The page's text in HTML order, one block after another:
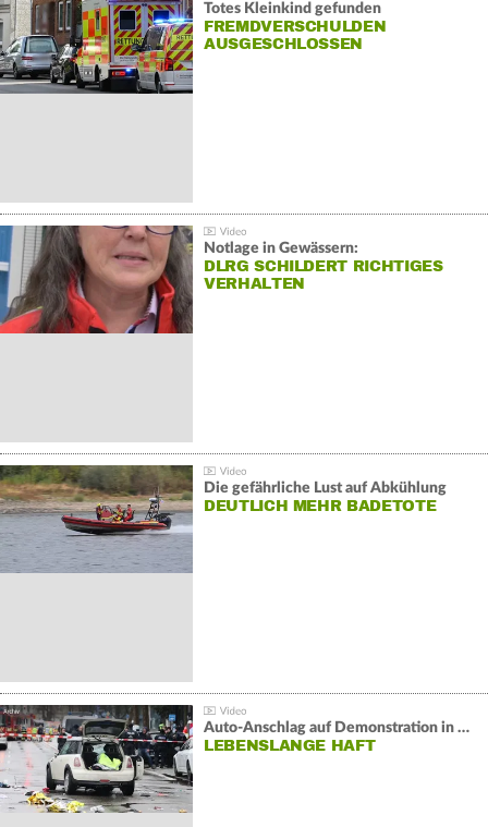
Totes Kleinkind gefunden
FREMDVERSCHULDEN
AUSGESCHLOSSEN
Notlage in Gewässern:
DLRG SCHILDERT RICHTIGES
VERHALTEN
Die gefährliche Lust auf Abkühlung
DEUTLICH MEHR BADETOTE
Auto-Anschlag auf Demonstration in München:
LEBENSLANGE HAFT